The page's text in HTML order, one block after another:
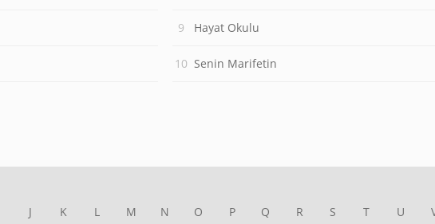
Hayat Okulu
Senin Marifetin
J K L M N O P Q R S T U